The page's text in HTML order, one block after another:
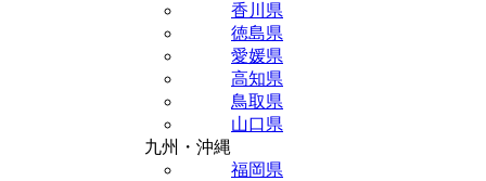
香川県
徳島県
愛媛県
高知県
鳥取県
山口県
九州・沖縄
福岡県